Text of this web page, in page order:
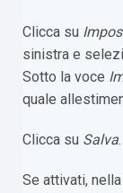
Clicca su
sinistra e
Sotto la voce
quale
Clicca su Salva.
Se attivati,